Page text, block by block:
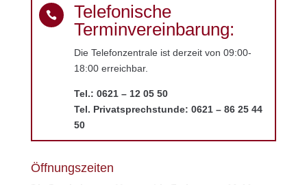

Telefonische
Terminvereinbarung:
Die Telefonzentrale ist derzeit von 09:00-
18:00 erreichbar.
Tel.: 0621 – 12 05 50
Tel. Privatsprechstunde: 0621 – 86 25 44
50
Öffnungszeiten